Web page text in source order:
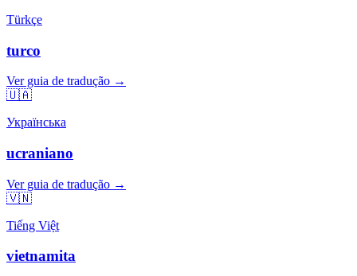
Türkçe
turco
Ver guia de tradução →
🇺🇦
Українська
ucraniano
Ver guia de tradução →
🇻🇳
Tiếng Việt
vietnamita